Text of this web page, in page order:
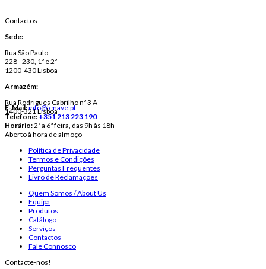
Contactos
Sede:
Rua São Paulo
228 - 230, 1º e 2º
1200-430 Lisboa
Armazém:
Rua Rodrigues Cabrilho nº 3 A
1400-321 Lisboa
E-Mail:info@lenave.pt
Telefone:+351 213 223 190
Horário:2ª a 6ª feira, das 9h às 18h
Aberto à hora de almoço
Política de Privacidade
Termos e Condições
Perguntas Frequentes
Livro de Reclamações
Quem Somos / About Us
Equipa
Produtos
Catálogo
Serviços
Contactos
Fale Connosco
Contacte-nos!